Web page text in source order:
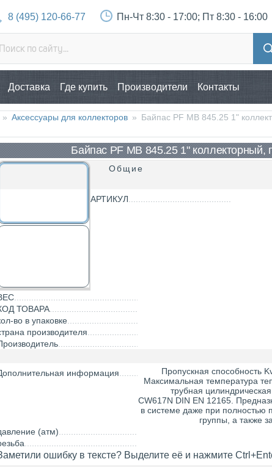
8 (495) 120-66-77 Пн-Чт 8:30 - 17:00; Пт 8:30 - 16:00
Доставка Где купить Производители Контакты
» Аксессуары для коллекторов » Байпас PF MB 845.25 1"
Байпас PF MB 845.25 1" коллекторный,
Общие
АРТИКУЛ
ТОВАРА
во в упаковке
производителя
информация
Пропускная способность
Максимальная температура
трубная
CW617N DIN EN 12165.
в системе даже при полностью
группы, а также
(атм)
ошибку в тексте? Выделите её и нажмите